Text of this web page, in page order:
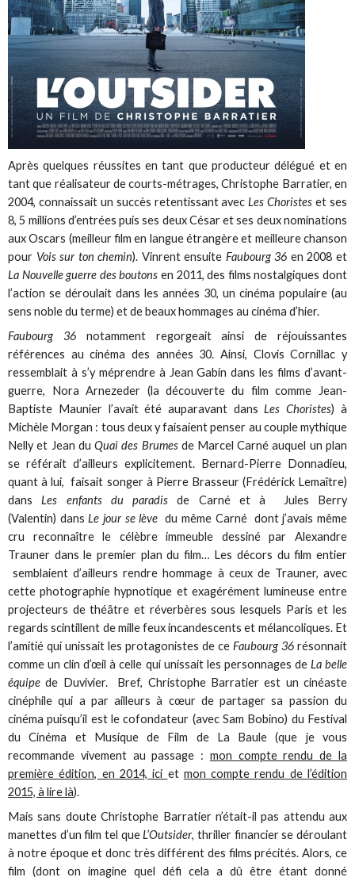
Après quelques réussites en tant que producteur délégué et en
tant que réalisateur de courts-métrages, Christophe Barratier, en
2004, connaissait un succès retentissant avecLes Choristes et ses
8, 5 millions d’entrées puis ses deux César et ses deux nominations
aux Oscars (meilleur film en langue étrangère et meilleure chanson
pour Vois sur ton chemin). Vinrent ensuite Faubourg 36 en 2008 et
La Nouvelle guerre des boutons en 2011, des films nostalgiques dont
l’action se déroulait dans les années 30, un cinéma populaire (au
sens noble du terme) et de beaux hommages au cinéma d’hier.
Faubourg 36notamment regorgeait ainsi de réjouissantes
références au cinéma des années 30. Ainsi, Clovis Cornillac y
ressemblait à s’y méprendre à Jean Gabin dans les films d’avant-
guerre, Nora Arnezeder (la découverte du film comme Jean-
Baptiste Maunier l’avait été auparavant dansLes Choristes) à
Michèle Morgan : tous deux y faisaient penser au couple mythique
Nelly et Jean duQuai des Brumesde Marcel Carné auquel un plan
se référait d’ailleurs explicitement. Bernard-Pierre Donnadieu,
quant à lui, faisait songer à Pierre Brasseur (Frédérick Lemaître)
dansLes enfants du paradis de Carné et à Jules Berry
(Valentin) dansLe jour se lève du même Carné dont j’avais même
cru reconnaître le célèbre immeuble dessiné par Alexandre
Trauner dans le premier plan du film… Les décors du film entier
semblaient d’ailleurs rendre hommage à ceux de Trauner, avec
cette photographie hypnotique et exagérément lumineuse entre
projecteurs de théâtre et réverbères sous lesquels Paris et les
regards scintillent de mille feux incandescents et mélancoliques. Et
l’amitié qui unissait les protagonistes de ce Faubourg 36 résonnait
comme un clin d’œil à celle qui unissait les personnages de La belle
équipe de Duvivier. Bref, Christophe Barratier est un cinéaste
cinéphile qui a par ailleurs à cœur de partager sa passion du
cinéma puisqu’il est le cofondateur (avec Sam Bobino) du Festival
du Cinéma et Musique de Film de La Baule (que je vous
recommande vivement au passage : mon compte rendu de la
première édition, en 2014, ici et mon compte rendu de l’édition
2015, à lire là).
Mais sans doute Christophe Barratier n’était-il pas attendu aux
manettes d’un film tel queL’Outsider, thriller financier se déroulant
à notre époque et donc très différent des films précités. Alors, ce
film (dont on imagine quel défi cela a dû être étant donné